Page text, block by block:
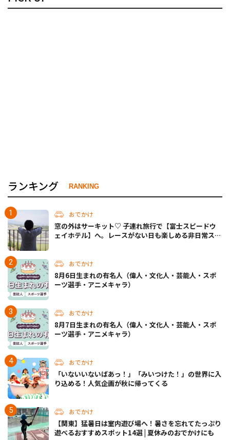
ランキング RANKING
おでかけ
窓の外はサーキット♡ 子連れ旅行で【富士スピードウ
ェイホテル】へ。レースがない日も楽しめる非日常ステ
おでかけ
8月6日生まれの有名人（偉人・文化人・芸能人・スポ
ーツ選手・アニメキャラ）
おでかけ
8月7日生まれの有名人（偉人・文化人・芸能人・スポ
ーツ選手・アニメキャラ）
おでかけ
「いないいないばあっ！」「みいつけた！」の世界に入
り込める！人気企画が秋に帰ってくる
おでかけ
【関東】猛暑日は室内遊び場へ！暑さを忘れてたっぷり
遊べるおすすめスポット14選 | 夏休みのおでかけにも